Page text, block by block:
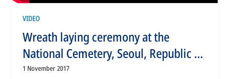
VIDEO
Wreath laying ceremony at the
National Cemetery, Seoul, Republic of
Korea
1 November 2017